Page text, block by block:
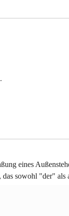
eines
sowohl "der" als